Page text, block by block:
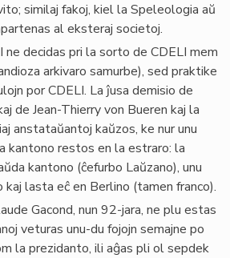
similaj fakoj, kiel la Speleologia aŭ
al eksteraj societoj.
ne decidas pri la sorto de CDELI mem
arkivaro samurbe), sed praktike
por CDELI. La ĵusa demisio de
de Jean-Thierry von Bueren kaj la
anstataŭantoj kaŭzos, ke nur unu
kantono restos en la estraro: la
kantono (ĉefurbo Laŭzano), unu
kaj lasta eĉ en Berlino (tamen franco).
Gacond, nun 92-jara, ne plu estas
veturas unu-du fojojn semajne po
la prezidanto, ili aĝas pli ol sepdek